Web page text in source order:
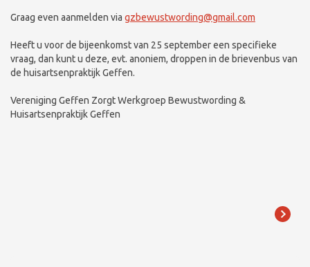
Graag even aanmelden via gzbewustwording@gmail.com
Heeft u voor de bijeenkomst van 25 september een specifieke
vraag, dan kunt u deze, evt. anoniem, droppen in de brievenbus van
de huisartsenpraktijk Geffen.
Vereniging Geffen Zorgt Werkgroep Bewustwording &
Huisartsenpraktijk Geffen